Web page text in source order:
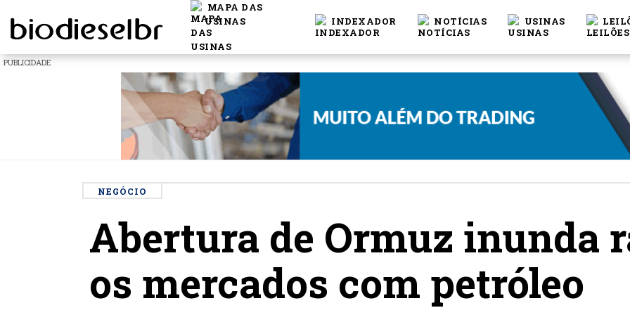
MAPA DAS
USINAS
INDEXADOR NOTÍCIAS USINAS
PUBLICIDADE
NEGÓCIO
Abertura de Ormuz inunda
os mercados com petróleo